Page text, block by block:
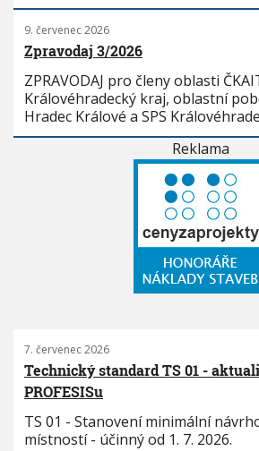
9. červenec 2026
Zpravodaj 3/2026
ZPRAVODAJ pro členy oblasti
Královéhradecký kraj, oblastní
Hradec Králové a SPS
Reklama
7. červenec 2026
Technický standard TS 01 -
PROFESISu
TS 01 - Stanovení minimální
místností - účinný od 1. 7. 2026.